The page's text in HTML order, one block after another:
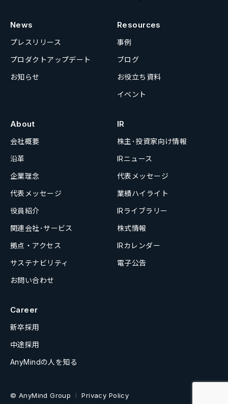
News
プレスリリース
プロダクトアップデート
お知らせ
Resources
事例
ブログ
お役立ち資料
イベント
About
会社概要
沿革
企業理念
代表メッセージ
役員紹介
関連会社･サービス
拠点・アクセス
サステナビリティ
お問い合わせ
IR
株主･投資家向け情報
IRニュース
代表メッセージ
業績ハイライト
IRライブラリー
株式情報
IRカレンダー
電子公告
Career
新卒採用
中途採用
AnyMindの人を知る
© AnyMind Group Privacy Policy